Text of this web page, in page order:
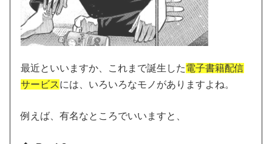
最近といいますか、これまで誕生した電子書籍配信
サービスには、いろいろなモノがありますよね。
例えば、有名なところでいいますと、